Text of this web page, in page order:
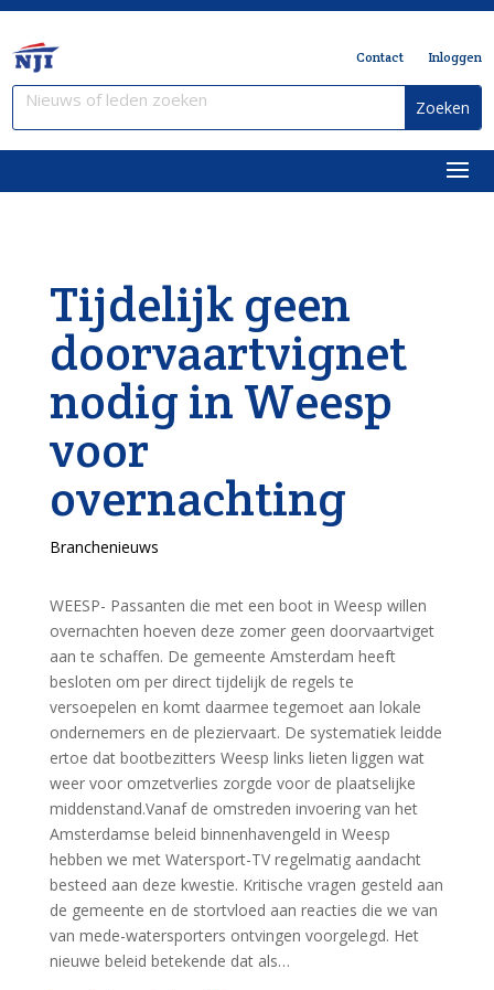
Contact Inloggen
Tijdelijk geen
doorvaartvignet
nodig in Weesp
voor
overnachting
Branchenieuws
WEESP- Passanten die met een boot in Weesp willen
overnachten hoeven deze zomer geen doorvaartviget
aan te schaffen. De gemeente Amsterdam heeft
besloten om per direct tijdelijk de regels te
versoepelen en komt daarmee tegemoet aan lokale
ondernemers en de pleziervaart. De systematiek leidde
ertoe dat bootbezitters Weesp links lieten liggen wat
weer voor omzetverlies zorgde voor de plaatselijke
middenstand.Vanaf de omstreden invoering van het
Amsterdamse beleid binnenhavengeld in Weesp
hebben we met Watersport-TV regelmatig aandacht
besteed aan deze kwestie. Kritische vragen gesteld aan
de gemeente en de stortvloed aan reacties die we van
van mede-watersporters ontvingen voorgelegd. Het
nieuwe beleid betekende dat als…